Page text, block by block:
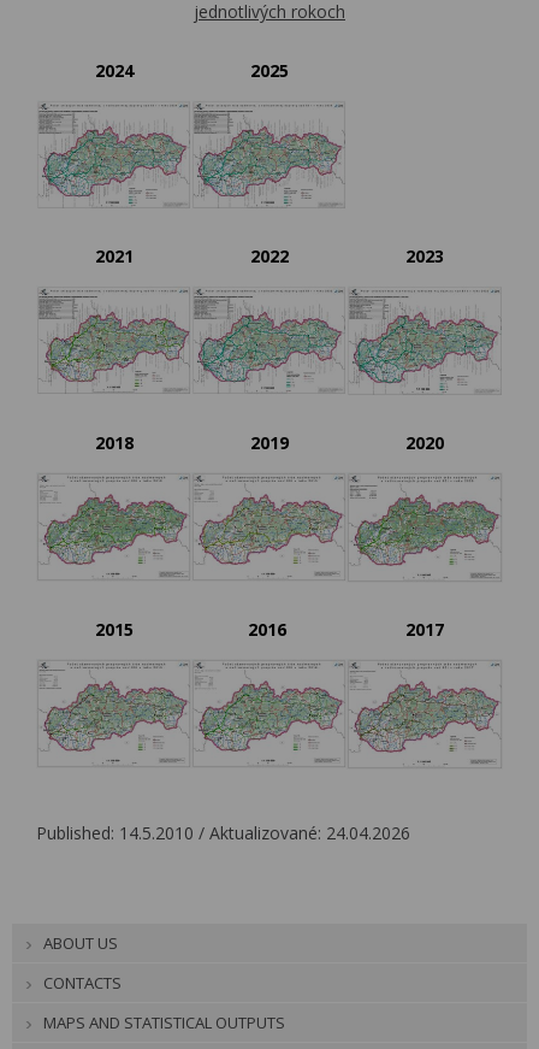
jednotlivých rokoch
2024 2025
2021 2022 2023
2018 2019 2020
2015 2016 2017
Published: 14.5.2010 / Aktualizované: 24.04.2026
ABOUT US
CONTACTS
MAPS AND STATISTICAL OUTPUTS